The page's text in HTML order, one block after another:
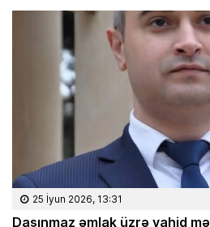
25 İyun 2026, 13:31
Daşınmaz əmlak üzrə vahid